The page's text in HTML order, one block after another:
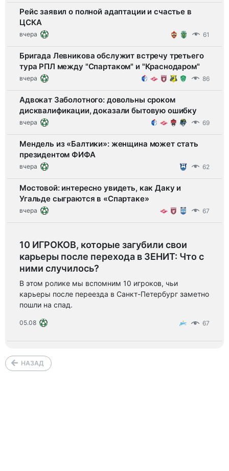
Рейс заявил о полной адаптации и счастье в
ЦСКА
вчера 61
Бригада Левникова обслужит встречу третьего
тура РПЛ между "Спартаком" и "Краснодаром"
вчера 86
Адвокат Заболотного: довольны сроком
дисквалификации, доказали бытовую ошибку
вчера 69
Мендель из «Балтики»: женщина может стать
президентом ФИФА
вчера 62
Мостовой: интересно увидеть, как Даку и
Угальде сыграются в «Спартаке»
вчера 67
10 ИГРОКОВ, которые загубили свои
карьеры после перехода в ЗЕНИТ: Что с
ними случилось?
В этом ролике мы вспомним 10 игроков, чьи
карьеры после переезда в Санкт-Петербург заметно
пошли на спад.
05.08 67
НАЗАД